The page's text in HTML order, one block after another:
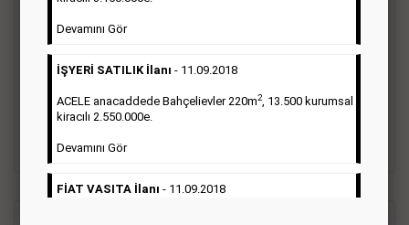
Sarı sayfa ilanlar alım- satım, duyuru, mini reklam şeklinde
ifade edilebilen ilanlardır. Gazetelerin tirajını önemli ölçüde
etkilerler ve gazete gelirlerinin de önemli bir bölümünü
oluştururlar.Sabah sarı sayfa eleman ilanlarında 6 kelime
sayısı şartı aranmamaktadır.
Detaylı Bilgi & İlan Örnekleri
Devamını Gör
İŞYERİ SATILIK İlanı - 11.09.2018
ACELE anacaddede Bahçelievler 220m2, 13.500 kurumsal
kiracılı 2.550.000e.
Devamını Gör
FİAT VASITA İlanı - 11.09.2018